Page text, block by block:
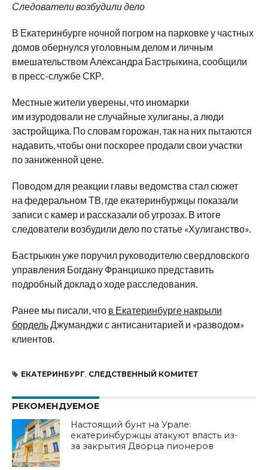
Следователи возбудили дело
В Екатеринбурге ночной погром на парковке у частных
домов обернулся уголовным делом и личным
вмешательством Александра Бастрыкина, сообщили
в пресс-службе СКР.
Местные жители уверены, что иномарки
им изуродовали не случайные хулиганы, а люди
застройщика. По словам горожан, так на них пытаются
надавить, чтобы они поскорее продали свои участки
по заниженной цене.
Поводом для реакции главы ведомства стал сюжет
на федеральном ТВ, где екатеринбуржцы показали
записи с камер и рассказали об угрозах. В итоге
следователи возбудили дело по статье «Хулиганство».
Бастрыкин уже поручил руководителю свердловского
управления Богдану Францишко представить
подробный доклад о ходе расследования.
Ранее мы писали, что в Екатеринбурге накрыли
бордельДжуманджи с антисанитарией и «разводом»
клиентов.
ЕКАТЕРИНБУРГ, СЛЕДСТВЕННЫЙ КОМИТЕТ
РЕКОМЕНДУЕМОЕ
Настоящий бунт на Урале:
екатеринбуржцы атакуют власть из-
за закрытия Дворца пионеров